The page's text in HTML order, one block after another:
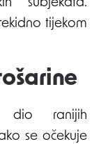
subjekata.
tijekom
dio ranijih
se očekuje